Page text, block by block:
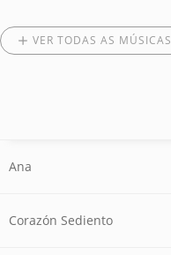
VER TODAS AS MÚSICAS
Ana
Corazón Sediento